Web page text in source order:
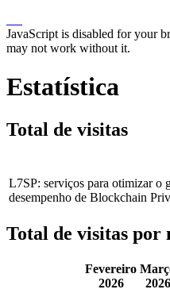
JavaScript is disabled for your
may not work without it.
Estatística
Total de visitas
L7SP: serviços para otimizar o
desempenho de Blockchain
Total de visitas por
Fevereiro
2026
2026